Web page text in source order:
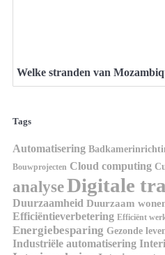
Welke stranden van
Tags
Automatisering
Bouwprojecten Cloud computing
analyseDigitale
Duurzaamheid Duurzaam
Efficiëntieverbetering Efficiënt
Energiebesparing Gezonde
Industriële automatisering